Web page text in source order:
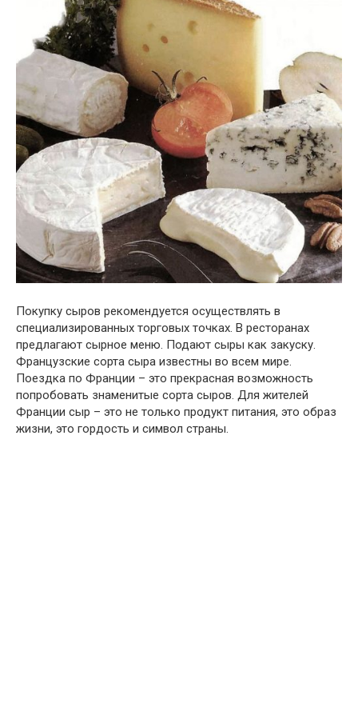
Покупку сыров рекомендуется осуществлять в
специализированных торговых точках. В ресторанах
предлагают сырное меню. Подают сыры как закуску.
Французские сорта сыра известны во всем мире.
Поездка по Франции – это прекрасная возможность
попробовать знаменитые сорта сыров. Для жителей
Франции сыр – это не только продукт питания, это образ
жизни, это гордость и символ страны.